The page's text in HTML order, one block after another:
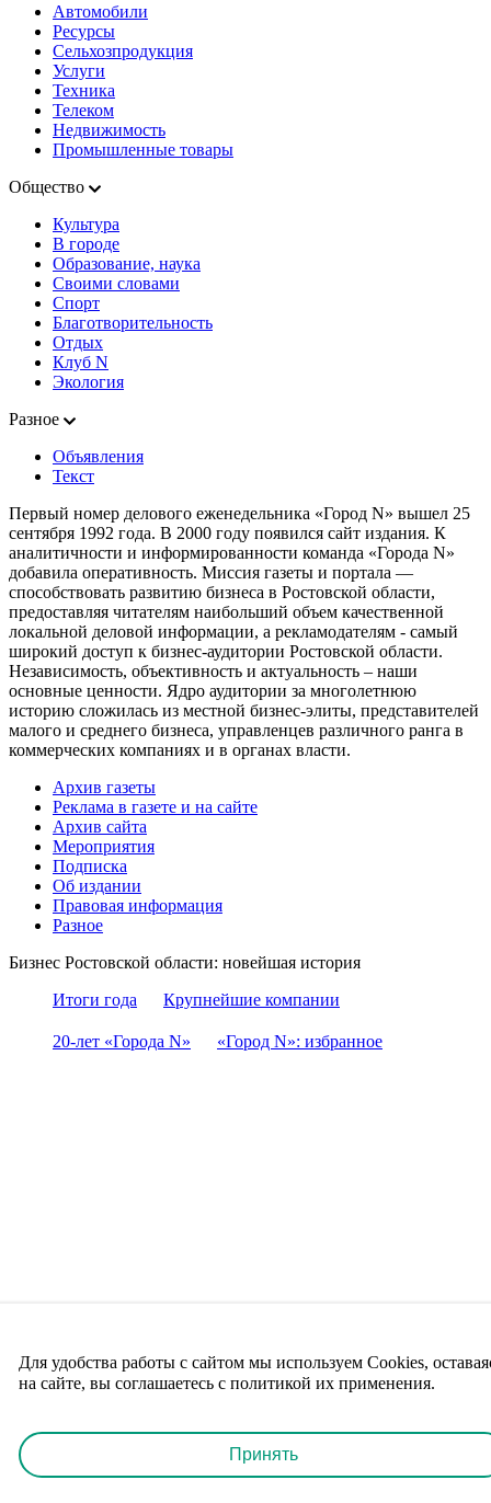
Автомобили
Ресурсы
Сельхозпродукция
Услуги
Техника
Телеком
Недвижимость
Промышленные товары
Общество
Культура
В городе
Образование, наука
Своими словами
Спорт
Благотворительность
Отдых
Клуб N
Экология
Разное
Объявления
Текст
Первый номер делового еженедельника «Город N» вышел 25
сентября 1992 года. В 2000 году появился сайт издания. К
аналитичности и информированности команда «Города N»
добавила оперативность. Миссия газеты и портала —
способствовать развитию бизнеса в Ростовской области,
предоставляя читателям наибольший объем качественной
локальной деловой информации, а рекламодателям - самый
широкий доступ к бизнес-аудитории Ростовской области.
Независимость, объективность и актуальность – наши
основные ценности. Ядро аудитории за многолетнюю
историю сложилась из местной бизнес-элиты, представителей
малого и среднего бизнеса, управленцев различного ранга в
коммерческих компаниях и в органах власти.
Архив газеты
Реклама в газете и на сайте
Архив сайта
Мероприятия
Подписка
Об издании
Правовая информация
Разное
Бизнес Ростовской области: новейшая история
Итоги года
Крупнейшие компании
20-лет «Города N» «Город N»: избранное
Для удобства работы с сайтом мы используем Cookies,
на сайте, вы соглашаетесь с политикой их применения.
Принять